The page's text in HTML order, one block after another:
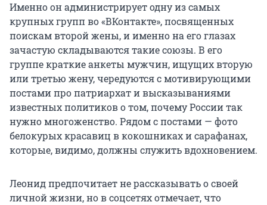
Именно он администрирует одну из самых
крупных групп во «ВКонтакте», посвященных
поискам второй жены, и именно на его глазах
зачастую складываются такие союзы. В его
группе краткие анкеты мужчин, ищущих вторую
или третью жену, чередуются с мотивирующими
постами про патриархат и высказываниями
известных политиков о том, почему России так
нужно многоженство. Рядом с постами — фото
белокурых красавиц в кокошниках и сарафанах,
которые, видимо, должны служить вдохновением.
Леонид предпочитает не рассказывать о своей
личной жизни, но в соцсетях отмечает, что